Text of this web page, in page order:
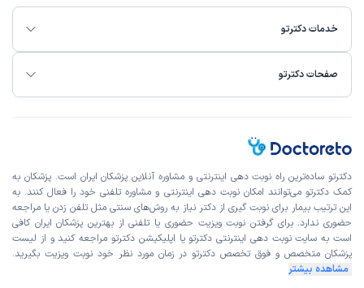
خدمات دکترتو
صفحات دکترتو
دکترتو ساده‌ترین راه نوبت‌ دهی اینترنتی و مشاوره آنلاین پزشکان ایران است. پزشکان به
کمک دکترتو می‌توانند امکان نوبت دهی اینترنتی و مشاوره تلفنی خود را فعال کنند. به
این ترتیب بیمار برای نوبت گیری از دکتر نیاز به روش‌های سنتی مثل تلفن زدن یا مراجعه
حضوری ندارد. برای گرفتن نوبت ویزیت حضوری یا تلفنی از بهترین پزشکان ایران کافی
است به سایت نوبت دهی اینترنتی دکترتو یا اپلیکیشن دکترتو مراجعه کنید و از لیست
پزشکان متخصص و فوق تخصص دکترتو در زمان مورد نظر خود نوبت ویزیت بگیرید.
مشاهده بیشتر